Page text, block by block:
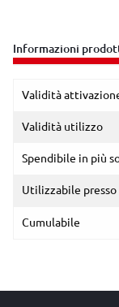
Informazioni
Validità
Validità utilizzo
Spendibile in più
Utilizzabile presso
Cumulabile